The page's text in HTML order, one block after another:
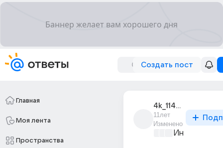
Создать пост
Главная
Моя лента
Пространства
4k_1140p
11лет
Изменено